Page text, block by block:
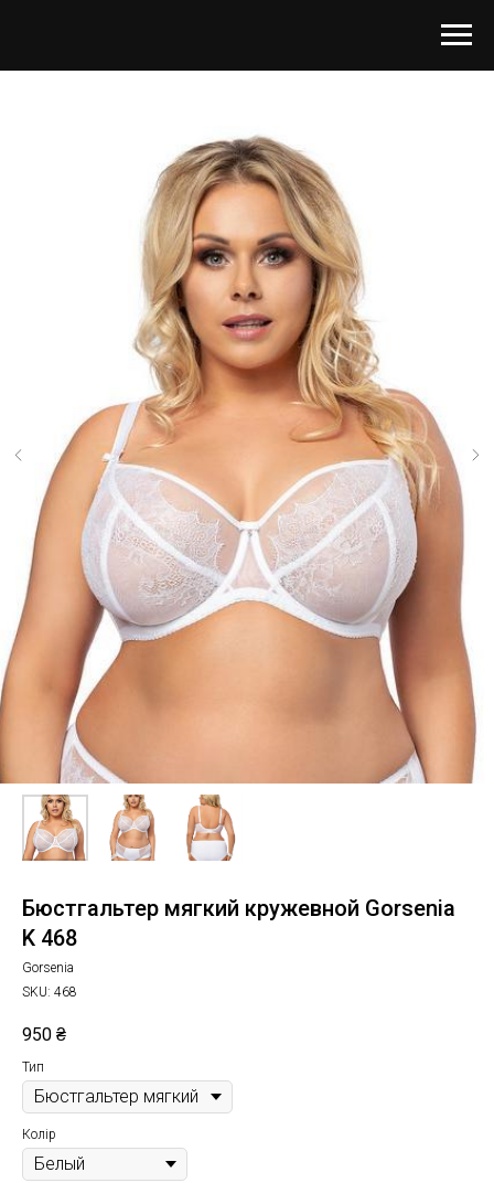
Бюстгальтер мягкий кружевной Gorsenia
K 468
Gorsenia
SKU: 468
950 ₴
Тип
Колір